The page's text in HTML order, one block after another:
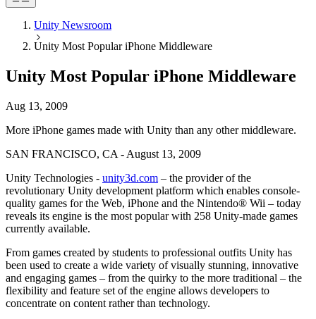
Unity 엔진
모든 플랫폼 위한 2D 및 3D 게임 제작
협업
팀과 함께 신속한 협업과 반복 작업을 수행하세요.
Unity 다운로드
플랜 및 가격
배포
멀티플랫폼
Unity가 지원하는 25개 이상의 플랫폼을 살펴보세요.
LiveOps
출시 후 인사이트를 확인하고 라이브 게임을 운영하세요.
성장
사용자 확보
모바일 사용자를 검색하고 Acquire
3D 협업
실시간 3D 프로젝트 빌드 및 검토
몰입형 교육
몰입도 높은 환경 제작
고객 경험
인터랙티브 3D 경험 제작
산업 분야
제조업
운영 우수성 확보
리테일
상점 경험을 온라인 경험으로 전환
자동차
혁신을 가속화하고 차량 내 경험을 향상시키세요.
모든 산업 보기
기술 자료
공식 유저. '광고 지면'의 타겟 고객 매뉴얼 및 API 레퍼런스
릴리스 버전 및 이슈 트래커
로드맵
예정된 기능 검토
용어집
기술 용어 라이브러리
분석 자료
활용 사례
실제 성공 사례
베스트 프랙티스 가이드
전문가 팁
토론
토론, 문제 해결, 소통
글로벌 이벤트 및 현지 이벤트
Made with Unity
Unity 크리에이터 소개
개발자, 크리에이터, Insider와의 소통
Unity Awards
전 세계 Unity 크리에이터 축하
Unity Learn
무료로 Unity 기술 마스터
전문 교육
Unity 처음 사용하시나요
시작하기
학습 시작하기
Unity 필수 학습 길잡이
Unity 사용이 처음이신가요? 여정 시작하기
사용법 가이드
실용적인 팁 및 베스트 프랙티스
교육
학생용
커리어 시작하기
도움 받기
성공을 위한 Unity
Success 플랜
전문가 지원을 통해 더 빠르게 목표 도달률 달성
FAQ
일반적인 질문에 대한 답변
유니티 팀과 소통하기
Unity Newsroom
Unity Most Popular iPhone Middleware
Unity Most Popular iPhone Middleware
Aug 13, 2009
More iPhone games made with Unity than any other middleware.
SAN FRANCISCO, CA - August 13, 2009
Unity Technologies - unity3d.com – the provider of the
revolutionary Unity development platform which enables console-
quality games for the Web, iPhone and the Nintendo® Wii – today
reveals its engine is the most popular with 258 Unity-made games
currently available.
From games created by students to professional outfits Unity has
been used to create a wide variety of visually stunning, innovative
and engaging games – from the quirky to the more traditional – the
flexibility and feature set of the engine allows developers to
concentrate on content rather than technology.